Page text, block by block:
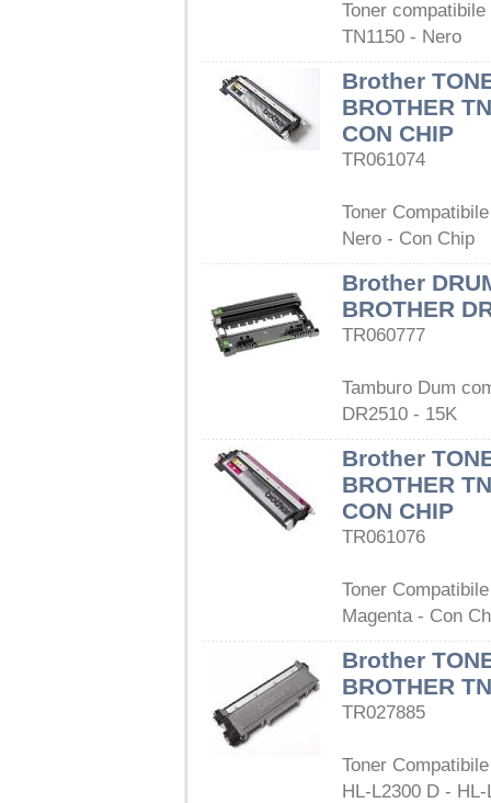
Toner
TN1150 - Nero
Brother
BROTHER
CON CHIP
TR061074
Toner
Nero - Con Chip
Brother
BROTHER
TR060777
Tamburo Dum
DR2510 - 15K
Brother
BROTHER
CON CHIP
TR061076
Toner
Magenta - Con
Brother
BROTHER
TR027885
Toner
HL-L2300 D -